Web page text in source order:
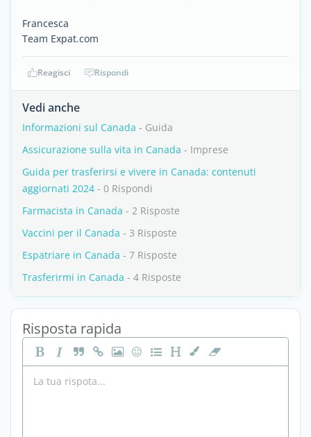
Francesca
Team Expat.com
Reagisci Rispondi
Vedi anche
Informazioni sul Canada - Guida
Assicurazione sulla vita in Canada - Imprese
Guida per trasferirsi e vivere in Canada: contenuti
aggiornati 2024 - 0 Rispondi
Farmacista in Canada - 2 Risposte
Vaccini per il Canada - 3 Risposte
Espatriare in Canada - 7 Risposte
Trasferirmi in Canada - 4 Risposte
Risposta rapida